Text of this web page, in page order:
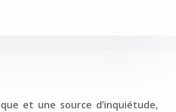
et une source d’inquiétude,